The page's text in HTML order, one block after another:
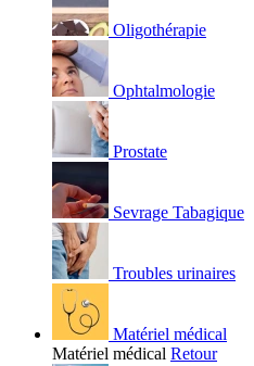
Oligothérapie
Ophtalmologie
Prostate
Sevrage Tabagique
Troubles urinaires
Matériel médical
Matériel médical Retour